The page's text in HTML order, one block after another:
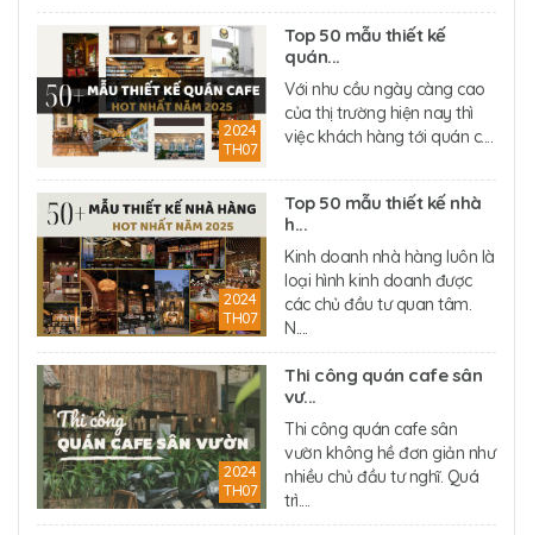
2024
TH07
Top 50 mẫu thiết kế
quán...
Với nhu cầu ngày càng cao
của thị trường hiện nay thì
việc khách hàng tới quán c....
2024
TH07
Top 50 mẫu thiết kế nhà
h...
Kinh doanh nhà hàng luôn là
loại hình kinh doanh được
các chủ đầu tư quan tâm.
N....
2024
TH07
Thi công quán cafe sân
vư...
Thi công quán cafe sân
vườn không hề đơn giản như
nhiều chủ đầu tư nghĩ. Quá
trì....